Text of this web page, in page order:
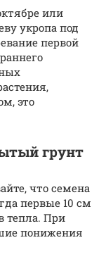
или
укропа под
первой
это
грунт
что семена
первые 10 см
тепла. При
понижения